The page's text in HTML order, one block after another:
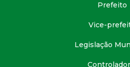
Prefeito
Vice-
Legislação